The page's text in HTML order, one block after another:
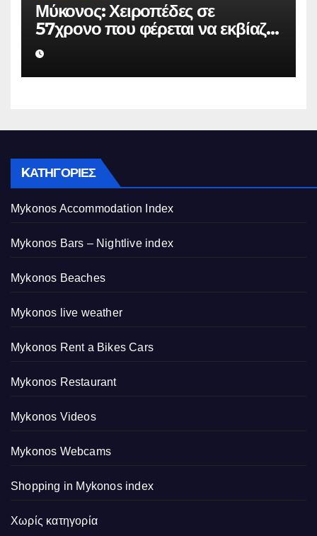
Μύκονος: Χειροπέδες σε
57χρονο που φέρεται να εκβίαζε
επιχείρηση για να «θάψει»
ψευδείς καταγγελίες – Η παγίδα
που του έστησε η ΕΛ.ΑΣ.
KΑΤΗΓΟΡΊΕΣ
Mykonos Accommodation Index
Mykonos Bars – Nightlive index
Mykonos Beaches
Mykonos live weather
Mykonos Rent a Bikes Cars
Mykonos Restaurant
Mykonos Videos
Mykonos Webcams
Shopping in Mykonos index
Χωρίς κατηγορία